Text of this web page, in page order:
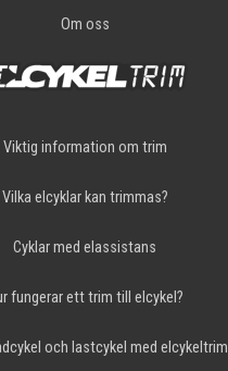
Om oss
Viktig information om trim
Vilka elcyklar kan trimmas?
Cyklar med elassistans
fungerar ett trim till elcykel?
och lastcykel med elcykeltrim